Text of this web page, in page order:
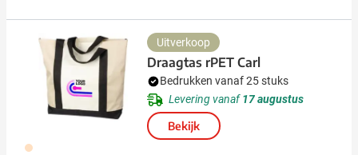
357
Uitverkoop
Draagtas rPET Carl
Bedrukken vanaf 25 stuks
Levering vanaf17 augustus
Bekijk